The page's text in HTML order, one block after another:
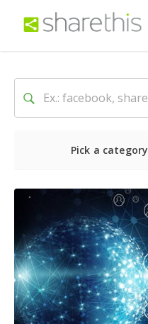
Pick a category
Lo último